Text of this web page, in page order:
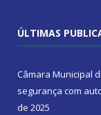
ÚLTIMAS
Câmara Municipal
segurança com
de 2025